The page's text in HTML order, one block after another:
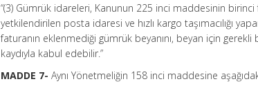
“(3) Gümrük idareleri, Kanunun 225 inci maddesinin birinci
yetkilendirilen posta idaresi ve hızlı kargo taşımacılığı
faturanın eklenmediği gümrük beyanını, beyan için
kaydıyla kabul edebilir.”
MADDE 7-Aynı Yönetmeliğin 158 inci maddesine